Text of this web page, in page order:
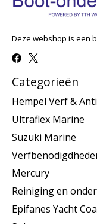
Deze webshop is een
Categorieën
Hempel Verf &
Ultraflex Marine
Suzuki Marine
Mercury
Reiniging en
Epifanes Yacht